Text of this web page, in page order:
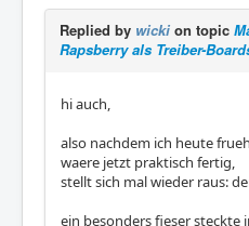
Replied by wicki on topic
Rapsberry als Treiber-
hi auch,
also nachdem ich heute
waere jetzt praktisch fertig,
stellt sich mal wieder raus:
ein besonders fieser steckte